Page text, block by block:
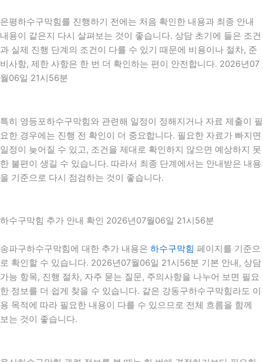
은평하수구막힘를 진행하기 전에는 처음 확인한 내용과 최종 안내
내용이 같은지 다시 살펴보는 것이 좋습니다. 상담 초기에 들은 조건
과 실제 진행 단계의 조건이 다를 수 있기 때문에 비용이나 절차, 준
비사항, 제한 사항은 한 번 더 확인하는 편이 안전합니다. 2026년07
월06일 21시56분
특히 영등포하수구막힘와 관련해 일정이 정해지거나 자료 제출이 필
요한 경우에는 진행 전 확인이 더 중요합니다. 필요한 자료가 빠지면
일정이 늦어질 수 있고, 조건을 제대로 확인하지 않으면 예상하지 못
한 불편이 생길 수 있습니다. 따라서 최종 단계에서는 안내받은 내용
을 기준으로 다시 점검하는 것이 좋습니다.
하수구막힘 추가 안내 확인 2026년07월06일 21시56분
송파구하수구막힘에 대한 추가 내용은 하수구막힘 페이지를 기준으
로 확인할 수 있습니다. 2026년07월06일 21시56분 기본 안내, 상담
가능 항목, 진행 절차, 자주 묻는 질문, 주의사항을 나누어 보면 필요
한 정보를 더 쉽게 찾을 수 있습니다. 같은 강동구하수구막힘라도 이
용 목적에 따라 필요한 내용이 다를 수 있으므로 전체 흐름을 함께
보는 것이 좋습니다.